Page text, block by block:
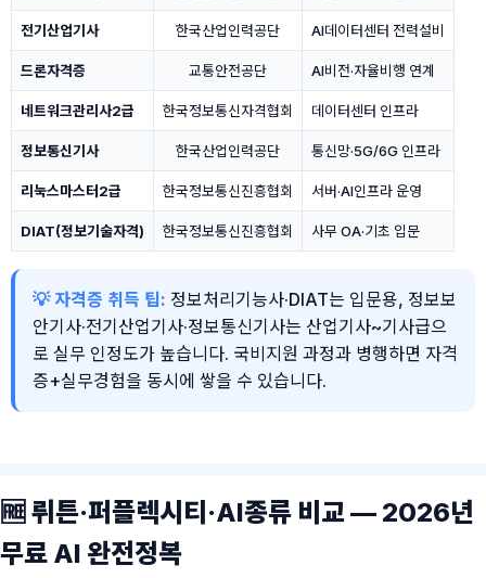
전기산업기사 한국산업인력공단 AI데이터센터 전력설비
드론자격증 교통안전공단 AI비전·자율비행 연계
네트워크관리사2급 한국정보통신자격협회 데이터센터 인프라
정보통신기사 한국산업인력공단 통신망·5G/6G 인프라
리눅스마스터2급 한국정보통신진흥협회 서버·AI인프라 운영
DIAT(정보기술자격) 한국정보통신진흥협회 사무 OA·기초 입문
💡 자격증 취득 팁: 정보처리기능사·DIAT는 입문용, 정보보
안기사·전기산업기사·정보통신기사는 산업기사~기사급으
로 실무 인정도가 높습니다. 국비지원 과정과 병행하면 자격
증+실무경험을 동시에 쌓을 수 있습니다.
🆓 뤼튼·퍼플렉시티·AI종류 비교 — 2026년
무료 AI 완전정복